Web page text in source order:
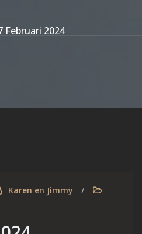
Februari 2024
Karen en Jimmy